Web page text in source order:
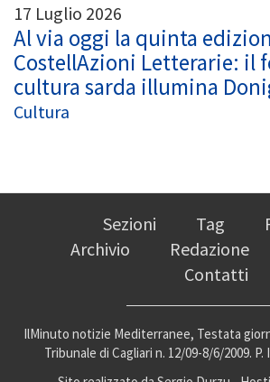
17 Luglio 2026
Al via oggi la quinta
CostellAzioni Letterarie: il
cultura sarda illumina
Cultura
Sezioni Tag
Archivio
Redazione
Contatti
IlMinuto notizie Mediterranee, Testata
Tribunale di Cagliari n. 12/09-8/6/2009. P.